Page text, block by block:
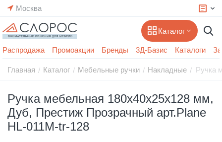
Москва
Каталог
Распродажа Промоакции Бренды 3Д-Базис Каталоги
Главная / Каталог / Мебельные ручки / Накладные / Ручка
Ручка мебельная 180x40x25x128 мм,
Дуб, Престиж Прозрачный арт.Plane
HL-011M-tr-128